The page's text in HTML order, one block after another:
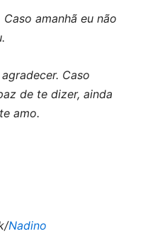
amanhã eu não
Caso
de te dizer, ainda
amo.
Nadino